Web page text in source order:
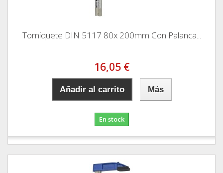
Torniquete DIN 5117 80x 200mm Con Palanca...
16,05 €
Añadir al carrito Más
En stock